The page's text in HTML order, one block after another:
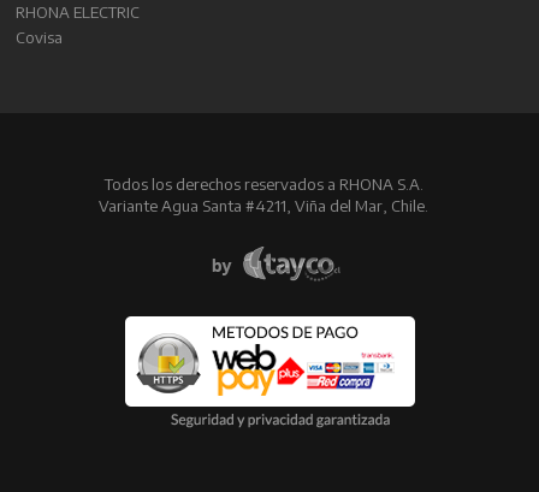
RHONA ELECTRIC
Covisa
Todos los derechos reservados a RHONA S.A.
Variante Agua Santa #4211, Viña del Mar, Chile.